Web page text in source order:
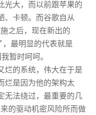
光大，而以前跟苹果的
、卡顿。而谷歌自从
之后，现在新出的
最明显的代表就是
暂时呵呵。
烂的系统，伟大在于是
烂是因为他的架构太
无法绕过，最重要的几
的驱动机密风险所而做